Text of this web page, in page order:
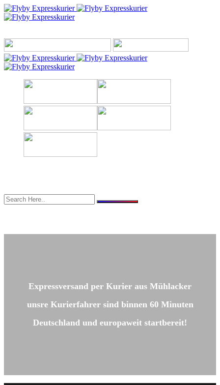
Expressversand per Kurier aus Mühlacker
unsre Kurierfahrer sind binnen 60 Minuten
Deutschland und europaweit startbereit!